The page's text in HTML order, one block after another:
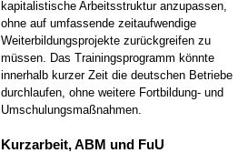
kapitalistische Arbeitsstruktur anzupassen,
ohne auf umfassende zeitaufwendige
Weiterbildungsprojekte zurückgreifen zu
müssen. Das Trainingsprogramm könnte
innerhalb kurzer Zeit die deutschen Betriebe
durchlaufen, ohne weitere Fortbildung- und
Umschulungsmaßnahmen.
Kurzarbeit, ABM und FuU